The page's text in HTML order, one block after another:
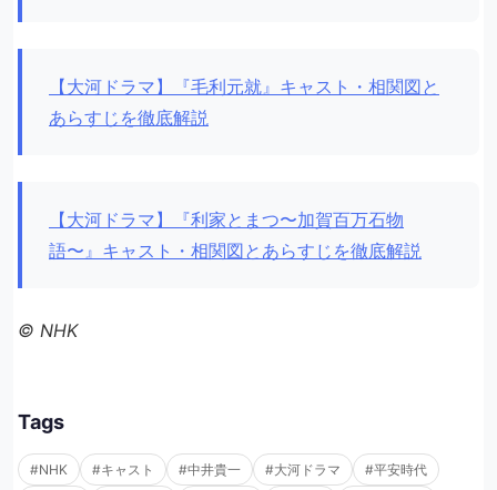
【大河ドラマ】『毛利元就』キャスト・相関図と
あらすじを徹底解説
【大河ドラマ】『利家とまつ〜加賀百万石物
語〜』キャスト・相関図とあらすじを徹底解説
© NHK
Tags
#NHK #キャスト #中井貴一 #大河ドラマ
#平安時代